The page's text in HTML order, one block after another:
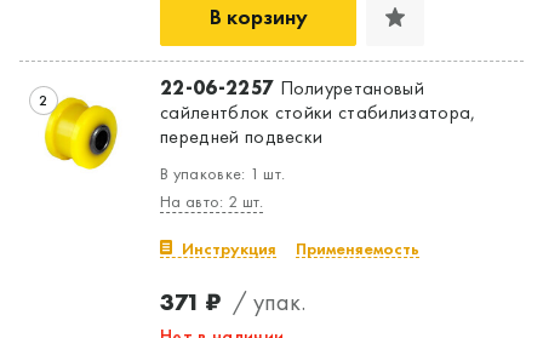
В корзину
2 22-06-2257 Полиуретановый
сайлентблок стойки стабилизатора,
передней подвески
В упаковке: 1 шт.
На авто: 2 шт.
Инструкция Применяемость
371 ₽ / упак.